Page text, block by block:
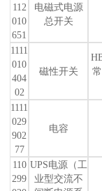
112
010
651
电磁式电源
总开关
1111
010
404
02
磁性开关
1111
029
902
77
电容
110
299
UPS电源（工
业型交流不